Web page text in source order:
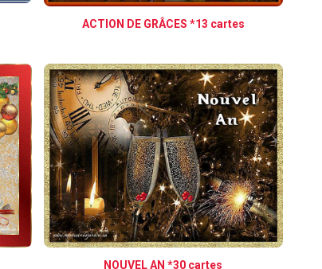
ACTION DE GRÂCES *13 cartes
NOUVEL AN *30 cartes